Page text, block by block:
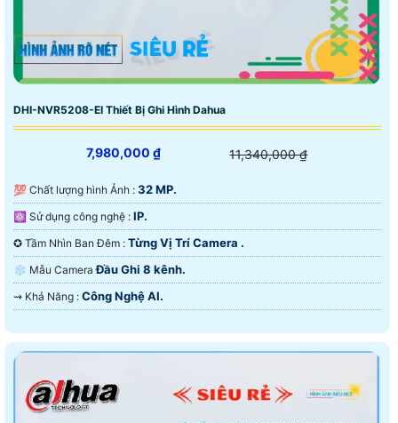
DHI-NVR5208-EI Thiết Bị Ghi Hình Dahua
7,980,000 ₫ 11,340,000 ₫
💯 Chất lượng hình Ảnh : 32 MP.
⚛️ Sử dụng công nghệ : IP.
✪ Tầm Nhìn Ban Đêm : Từng Vị Trí Camera .
❄ Mẫu CameraĐầu Ghi 8 kênh.
️⇝ Khả Năng : Công Nghệ AI.